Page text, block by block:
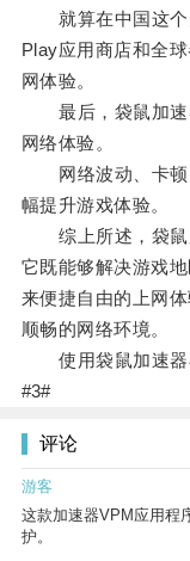
就算在中国这个
Play应用商店和全
网体验。
最后，袋鼠加速
网络体验。
网络波动、卡顿
幅提升游戏体验。
综上所述，袋鼠
它既能够解决游戏
来便捷自由的上网
顺畅的网络环境。
使用袋鼠加速器
#3#
评论
游客
这款加速器VPM应用程
护。